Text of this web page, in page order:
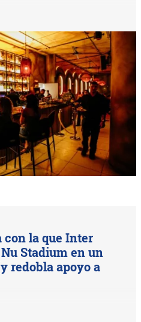
con la que Inter
Stadium en un
redobla apoyo a